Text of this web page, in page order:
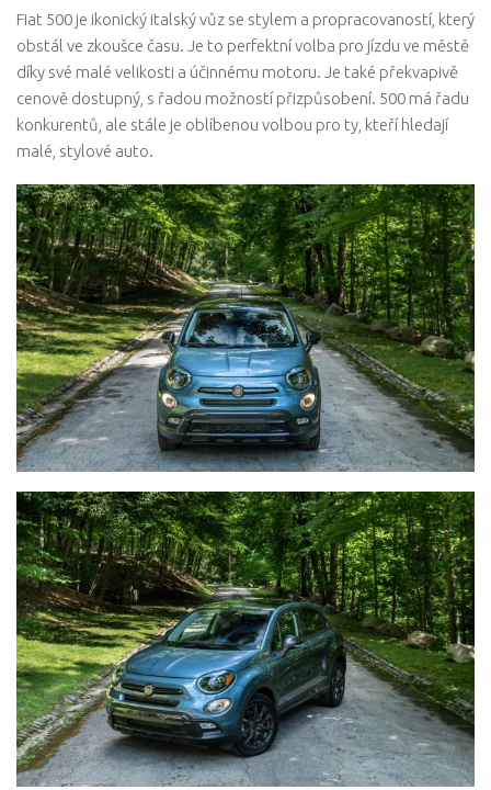
Fiat 500 je ikonický italský vůz se stylem a propracovaností, který
obstál ve zkoušce času. Je to perfektní volba pro jízdu ve městě
díky své malé velikosti a účinnému motoru. Je také překvapivě
cenově dostupný, s řadou možností přizpůsobení. 500 má řadu
konkurentů, ale stále je oblíbenou volbou pro ty, kteří hledají
malé, stylové auto.